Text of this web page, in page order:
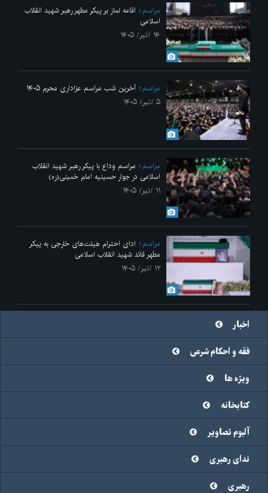
مراسم
اقامه نماز بر پیکر مطهر رهبر شهید انقلاب
اسلامی
۱۴ /تیر/ ۱۴۰۵
مراسم
آخرین شب مراسم عزاداری محرم ۱۴۰۵
۵ /تیر/ ۱۴۰۵
مراسم
مراسم وداع با پیکر رهبر شهید انقلاب
اسلامی در جوار حسینیه امام خمینی(ره)
۱۱ /تیر/ ۱۴۰۵
مراسم
ادای احترام هیئت‌های خارجی به پیکر
مطهر قائد شهید انقلاب اسلامی
۱۲ /تیر/ ۱۴۰۵
اخبار
فقه و احکام شرعی
ویژه ها
کتابخانه
آلبوم تصاویر
ندای رهبری
رهبری